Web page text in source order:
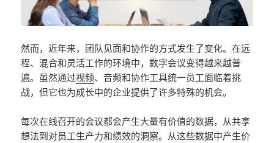
然而，近年来，团队见面和协作的方式发生了变化。在远
程、混合和灵活工作的环境中，数字会议变得越来越普
遍。虽然通过视频、音频和协作工具统一员工面临着挑
战，但它也为成长中的企业提供了许多特殊的机会。
每次在线召开的会议都会产生大量有价值的数据，从共享
想法到对员工生产力和绩效的洞察。从这些数据中产生价